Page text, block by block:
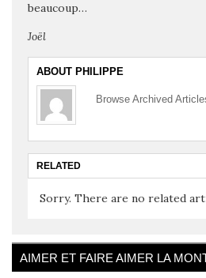
beaucoup…
Joël
ABOUT PHILIPPE
Browse Archived
RELATED
Sorry. There are no related
AIMER ET FAIRE AIMER LA